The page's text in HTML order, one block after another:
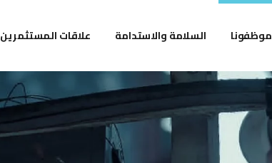
موظفونا السلامة والاستدامة
الجودة والصحة
والسلامة والأمن والبيئة
الاستدامة
علاقات المستثمرين
لمحة عامة للمستثمرين
أبرز المعلومات المالية
والتشغيلية